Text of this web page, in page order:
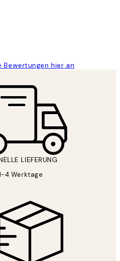
Bewertungen hier an
LIEFERUNG
4 Werktage